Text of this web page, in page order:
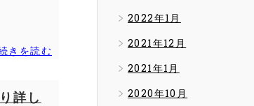
きを読む
詳し
2022年1月
2021年12月
2021年1月
2020年10月